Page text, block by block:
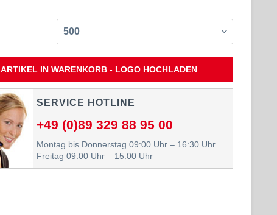
ARTIKEL IN WARENKORB - LOGO HOCHLADEN
SERVICE HOTLINE
+49 (0)89 329 88 95 00
Montag bis Donnerstag 09:00 Uhr – 16:30 Uhr
Freitag 09:00 Uhr – 15:00 Uhr